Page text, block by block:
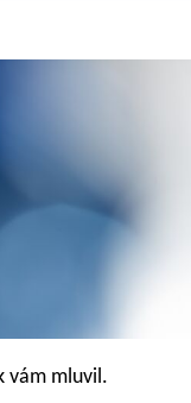
vám mluvil.